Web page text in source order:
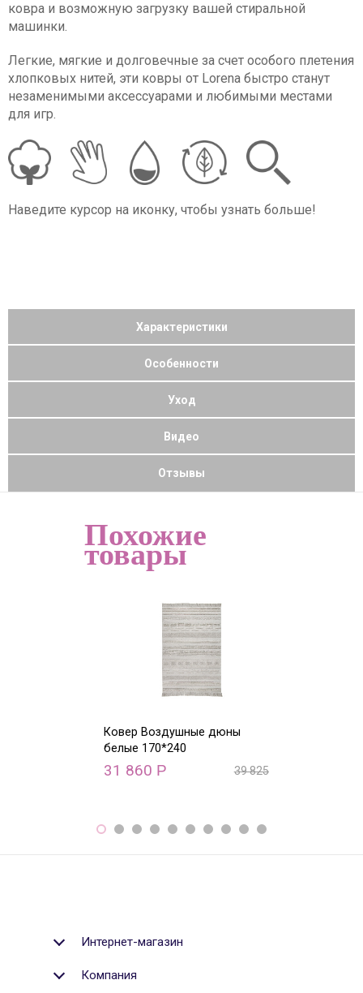
ковра и возможную загрузку вашей стиральной
машинки.
Легкие, мягкие и долговечные за счет особого плетения
хлопковых нитей, эти ковры от Lorena быстро станут
незаменимыми аксессуарами и любимыми местами
для игр.
Наведите курсор на иконку, чтобы узнать больше!
Характеристики
Особенности
Уход
Видео
Отзывы
Похожие
товары
Ковер Воздушные дюны
белые 170*240
31 860 Р 39 825
Интернет-магазин
Компания